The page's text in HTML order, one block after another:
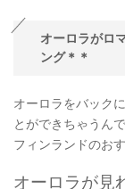
オーロラがロ
ング＊＊
オーロラをバック
とができちゃうんで
フィンランドのお
オーロラが見